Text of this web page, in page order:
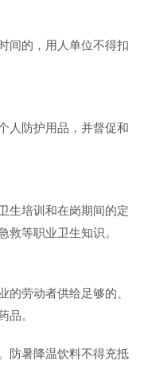
间的，用人单位不得扣
人防护用品，并督促和
生培训和在岗期间的定
救等职业卫生知识。
的劳动者供给足够的、
品。
防暑降温饮料不得充抵